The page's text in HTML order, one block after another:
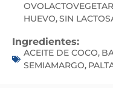
HUEVO,SIN
Ingredientes:
ACEITE DE COCO,
SEMIAMARGO,